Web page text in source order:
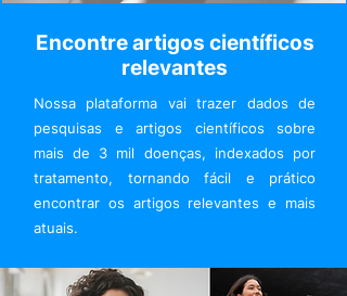
Encontre artigos científicos
relevantes
Nossa plataforma vai trazer dados de
pesquisas e artigos científicos sobre
mais de 3 mil doenças, indexados por
tratamento, tornando fácil e prático
encontrar os artigos relevantes e mais
atuais.